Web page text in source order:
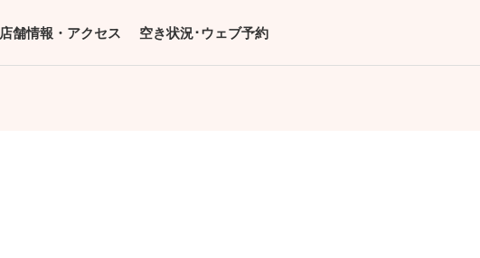
店舗情報・アクセス 空き状況･ウェブ予約